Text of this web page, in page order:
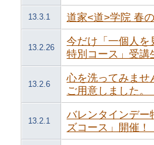
13.3.1 道家<道>学院 春
13.2.26
今だけ「一個人を
特別コース」受講
13.2.6
心を洗ってみませ
ご用意しました。
13.2.1
バレンタインデー
ズコース」開催！